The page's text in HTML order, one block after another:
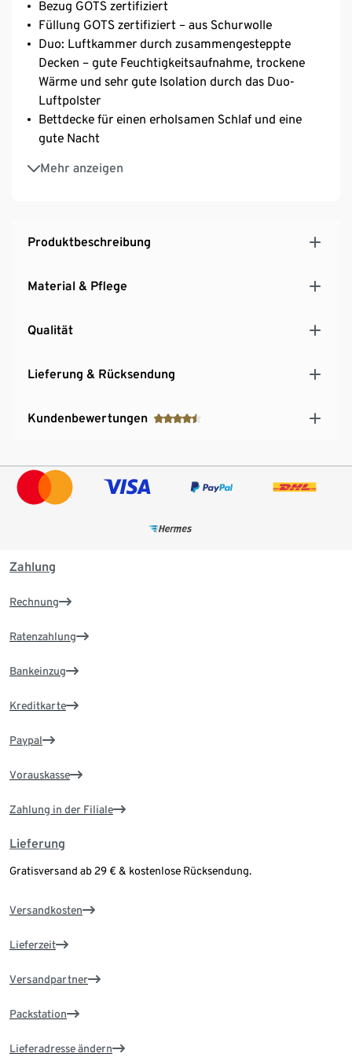
Bezug GOTS zertifiziert
Füllung GOTS zertifiziert – aus Schurwolle
Duo: Luftkammer durch zusammengesteppte
Decken – gute Feuchtigkeitsaufnahme, trockene
Wärme und sehr gute Isolation durch das Duo-
Luftpolster
Bettdecke für einen erholsamen Schlaf und eine
gute Nacht
Mehr anzeigen
Ideal auch als Übergangsdecke
irisette® greenline: exklusiv entwickelt für Tchibo
Produktbeschreibung
Material & Pflege
Qualität
Lieferung & Rücksendung
Kundenbewertungen
Zahlung
Rechnung
Ratenzahlung
Bankeinzug
Kreditkarte
Paypal
Vorauskasse
Zahlung in der Filiale
Lieferung
Gratisversand ab 29 € & kostenlose Rücksendung.
Versandkosten
Lieferzeit
Versandpartner
Packstation
Lieferadresse ändern